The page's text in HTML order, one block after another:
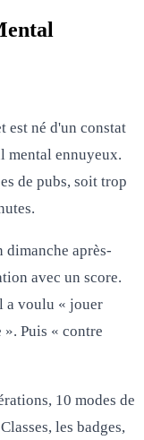
est né d'un constat
mental ennuyeux.
de pubs, soit trop
dimanche après-
avec un score.
a voulu « jouer
». Puis « contre
10 modes de
les badges,